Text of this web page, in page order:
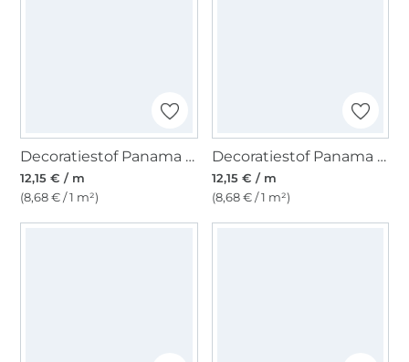
Decoratiestof Panama De charme van de oude stad, abrikooskleurig
12,15 € / m
(8,68 € / 1 m²)
Decoratiestof Panama Color Mosaic, veelkleurig
12,15 € / m
(8,68 € / 1 m²)